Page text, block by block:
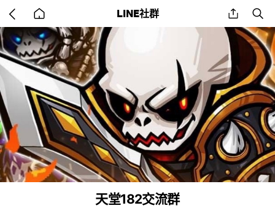
back
to
home
LINE社群 share
天堂182交流群